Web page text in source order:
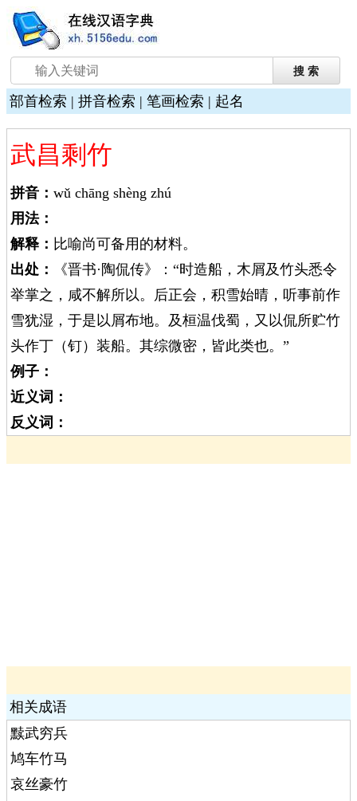
部首检索 | 拼音检索 | 笔画检索 | 起名
武昌剩竹
拼音： wǔ chāng shèng zhú
用法：
解释： 比喻尚可备用的材料。
出处：
《晋书·陶侃传》：“时造船，木屑及竹头悉令
举掌之，咸不解所以。后正会，积雪始晴，听事前作
雪犹湿，于是以屑布地。及桓温伐蜀，又以侃所贮竹
头作丁（钉）装船。其综微密，皆此类也。”
例子：
近义词：
反义词：
相关成语
黩武穷兵
鸠车竹马
哀丝豪竹